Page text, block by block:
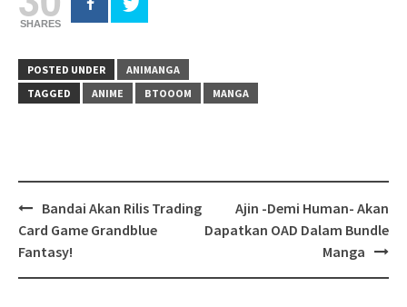
SHARES
POSTED UNDER
ANIMANGA
TAGGED
ANIME BTOOOM MANGA
Post
navigation
Bandai Akan Rilis Trading
Card Game Grandblue
Fantasy!
Ajin -Demi Human- Akan
Dapatkan OAD Dalam Bundle
Manga